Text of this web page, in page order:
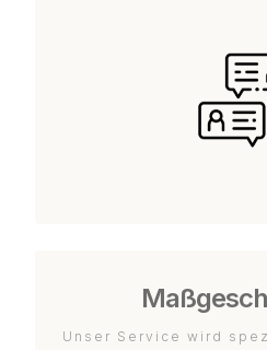
Unser Service wird